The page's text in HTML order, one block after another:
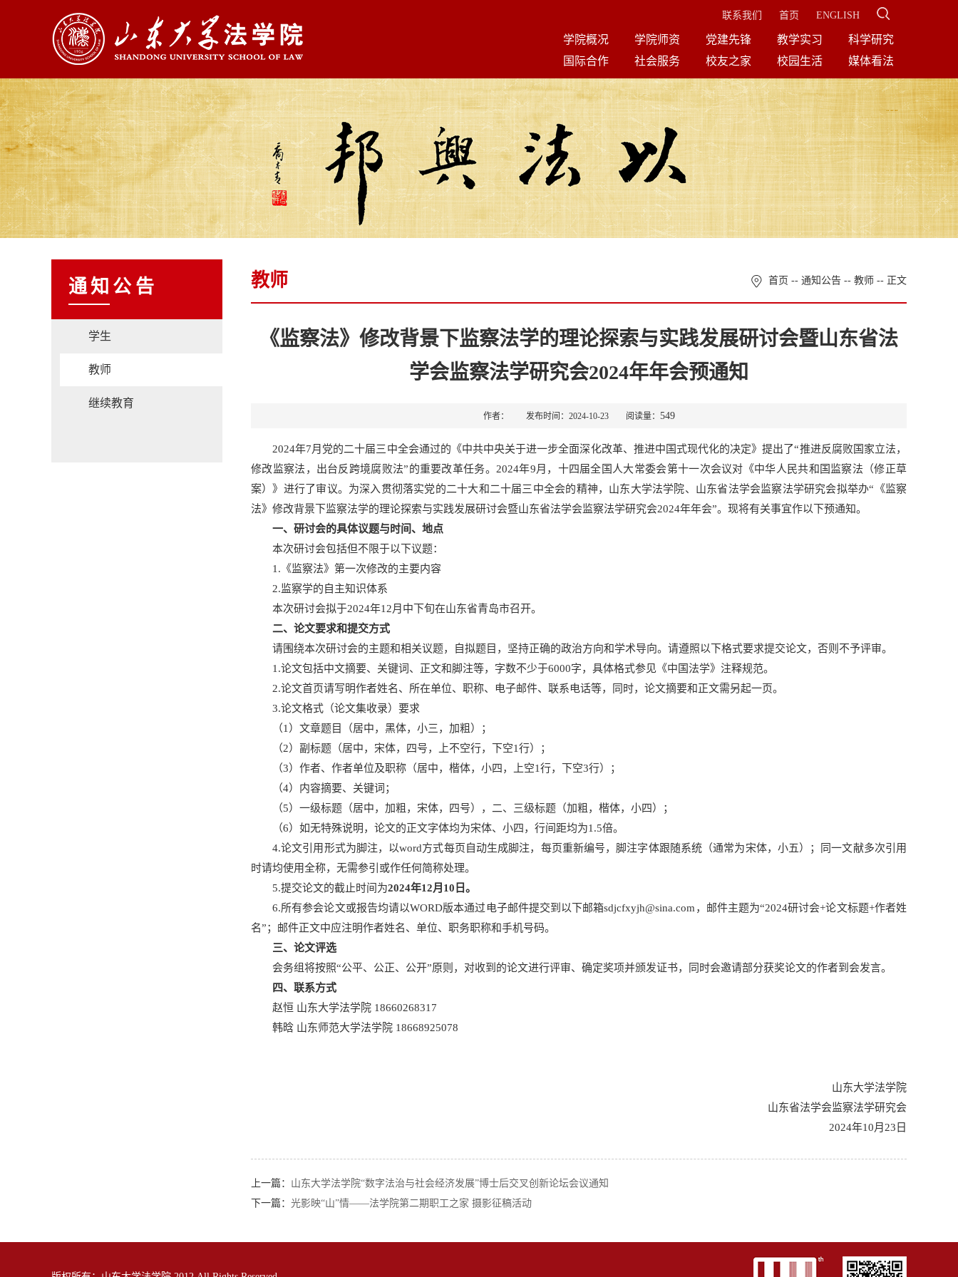
联系我们 首页 ENGLISH
学院概况 学院师资 党建先锋 教学实习
科学研究
国际合作
社会服务 校友之家 校园生活 媒体看法
通知公告
学生
教师
继续教育
教师 首页 -- 通知公告 -- 教师 -- 正文
《监察法》修改背景下监察法学的理论探索与实践发展研讨会暨山东省法
学会监察法学研究会2024年年会预通知
作者： 发布时间：2024-10-23 阅读量： 549
2024年7月党的二十届三中全会通过的《中共中央关于进一步全面深化改革、推进中国式现代化的决定》提出了“推进反腐败国家立法，
修改监察法，出台反跨境腐败法”的重要改革任务。2024年9月，十四届全国人大常委会第十一次会议对《中华人民共和国监察法（修正草
案）》进行了审议。为深入贯彻落实党的二十大和二十届三中全会的精神，山东大学法学院、山东省法学会监察法学研究会拟举办“《监察
法》修改背景下监察法学的理论探索与实践发展研讨会暨山东省法学会监察法学研究会2024年年会”。现将有关事宜作以下预通知。
一、研讨会的具体议题与时间、地点
本次研讨会包括但不限于以下议题：
1.《监察法》第一次修改的主要内容
2.监察学的自主知识体系
本次研讨会拟于2024年12月中下旬在山东省青岛市召开。
二、论文要求和提交方式
请围绕本次研讨会的主题和相关议题，自拟题目，坚持正确的政治方向和学术导向。请遵照以下格式要求提交论文，否则不予评审。
1.论文包括中文摘要、关键词、正文和脚注等，字数不少于6000字，具体格式参见《中国法学》注释规范。
2.论文首页请写明作者姓名、所在单位、职称、电子邮件、联系电话等，同时，论文摘要和正文需另起一页。
3.论文格式（论文集收录）要求
（1）文章题目（居中，黑体，小三，加粗）；
（2）副标题（居中，宋体，四号，上不空行，下空1行）；
（3）作者、作者单位及职称（居中，楷体，小四，上空1行，下空3行）；
（4）内容摘要、关键词；
（5）一级标题（居中，加粗，宋体，四号），二、三级标题（加粗，楷体，小四）；
（6）如无特殊说明，论文的正文字体均为宋体、小四，行间距均为1.5倍。
4.论文引用形式为脚注，以word方式每页自动生成脚注，每页重新编号，脚注字体跟随系统（通常为宋体，小五）；同一文献多次引用
时请均使用全称，无需参引或作任何简称处理。
5.提交论文的截止时间为2024年12月 10 日。
6.所有参会论文或报告均请以WORD版本通过电子邮件提交到以下邮箱sdjcfxyjh@sina.com，邮件主题为“2024研讨会+论文标题+作者姓
名”；邮件正文中应注明作者姓名、单位、职务职称和手机号码。
三、论文评选
会务组将按照“公平、公正、公开”原则，对收到的论文进行评审、确定奖项并颁发证书，同时会邀请部分获奖论文的作者到会发言。
四、联系方式
赵恒 山东大学法学院 18660268317
韩晗 山东师范大学法学院 18668925078
山东大学法学院
山东省法学会监察法学研究会
2024年10月23日
上一篇： 山东大学法学院“数字法治与社会经济发展”博士后交叉创新论坛会议通知
下一篇： 光影映“山”情——法学院第二期职工之家 摄影征稿活动